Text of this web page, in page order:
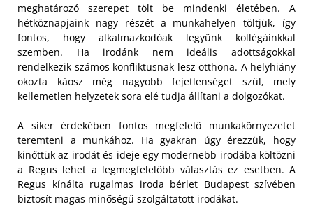
meghatározó szerepet tölt be mindenki életében. A
hétköznapjaink nagy részét a munkahelyen töltjük, így
fontos, hogy alkalmazkodóak legyünk kollégáinkkal
szemben. Ha irodánk nem ideális adottságokkal
rendelkezik számos konfliktusnak lesz otthona. A helyhiány
okozta káosz még nagyobb fejetlenséget szül, mely
kellemetlen helyzetek sora elé tudja állítani a dolgozókat.
A siker érdekében fontos megfelelő munkakörnyezetet
teremteni a munkához. Ha gyakran úgy érezzük, hogy
kinőttük az irodát és ideje egy modernebb irodába költözni
a Regus lehet a legmegfelelőbb választás ez esetben. A
Regus kínálta rugalmas iroda bérlet Budapestszívében
biztosít magas minőségű szolgáltatott irodákat.